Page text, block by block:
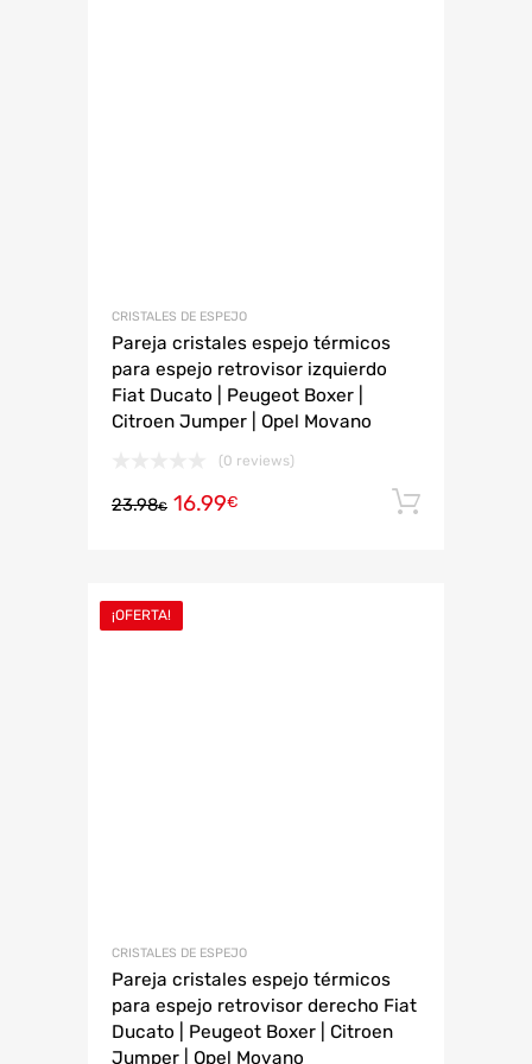
CRISTALES DE ESPEJO
Pareja cristales espejo térmicos
para espejo retrovisor izquierdo
Fiat Ducato | Peugeot Boxer |
Citroen Jumper | Opel Movano
(0 reviews)
23.98€ 16.99€
¡OFERTA!
CRISTALES DE ESPEJO
Pareja cristales espejo térmicos
para espejo retrovisor derecho Fiat
Ducato | Peugeot Boxer | Citroen
Jumper | Opel Movano